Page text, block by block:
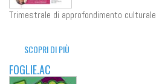
Trimestrale di approfondimento culturale
SCOPRI DI PIÙ
FOGLIE.AC